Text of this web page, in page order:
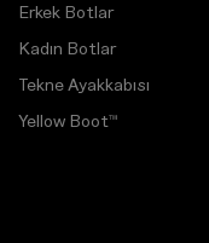
Erkek Botlar
Kadın Botlar
Tekne Ayakkabısı
Yellow Boot™